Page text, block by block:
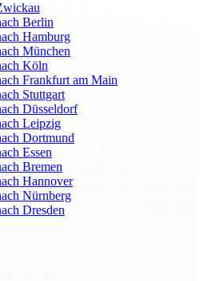
Berlin
Hamburg
München
Köln
Frankfurt am Main
Stuttgart
Düsseldorf
Leipzig
Dortmund
Essen
Bremen
Hannover
Nürnberg
Dresden